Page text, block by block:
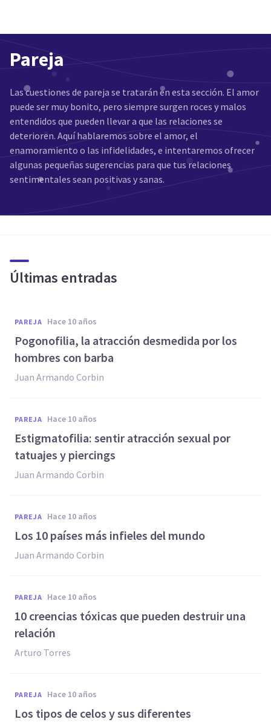
Pareja
Las cuestiones de pareja se tratarán en esta sección. El amor
puede ser muy bonito, pero siempre surgen roces y malos
entendidos que pueden llevar a que las relaciones se
deterioren. Aquí hablaremos sobre el amor, el
enamoramiento o las infidelidades, e intentaremos ofrecer
algunas pequeñas sugerencias para que tus relaciones
sentimentales sean positivas y sanas.
Últimas entradas
PAREJA hace 10 años
​Pogonofilia, la atracción desmedida por los
hombres con barba
Juan Armando Corbin
PAREJA hace 10 años
​Estigmatofilia: sentir atracción sexual por
tatuajes y piercings
Juan Armando Corbin
PAREJA hace 10 años
Los 10 países más infieles del mundo
Juan Armando Corbin
PAREJA hace 10 años
​10 creencias tóxicas que pueden destruir una
relación
Arturo Torres
PAREJA hace 10 años
​Los tipos de celos y sus diferentes